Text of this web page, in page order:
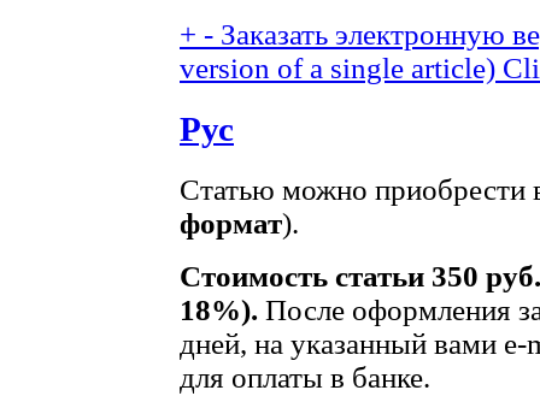
+ - Заказать электронную
version of a single article)
Рус
Статью можно приобрести
формат).
Стоимость статьи 350
18%). После оформления
дней, на указанный вами e-
для оплаты в банке.